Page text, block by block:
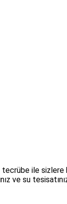
tecrübe ile
ve su